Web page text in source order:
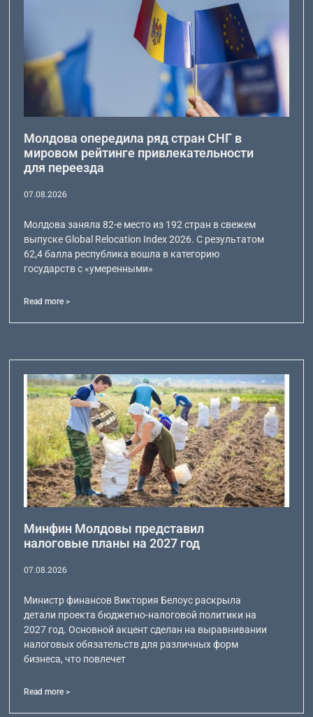
Молдова опередила ряд стран СНГ в
мировом рейтинге привлекательности
для переезда
07.08.2026
Молдова заняла 82-е место из 192 стран в свежем
выпуске Global Relocation Index 2026. С результатом
62,4 балла республика вошла в категорию
государств с «умеренными»
Read more >
Минфин Молдовы представил
налоговые планы на 2027 год
07.08.2026
Министр финансов Виктория Белоус раскрыла
детали проекта бюджетно-налоговой политики на
2027 год. Основной акцент сделан на выравнивании
налоговых обязательств для различных форм
бизнеса, что повлечет
Read more >